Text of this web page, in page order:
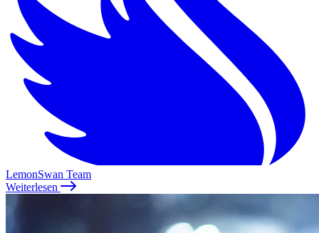
LemonSwan Team
Weiterlesen